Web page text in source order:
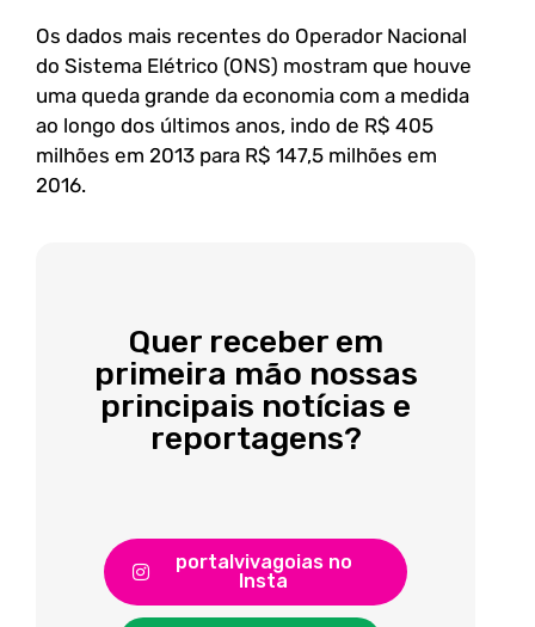
Os dados mais recentes do Operador Nacional
do Sistema Elétrico (ONS) mostram que houve
uma queda grande da economia com a medida
ao longo dos últimos anos, indo de R$ 405
milhões em 2013 para R$ 147,5 milhões em
2016.
Quer receber em
primeira mão nossas
principais notícias e
reportagens?
portalvivagoias no
Insta